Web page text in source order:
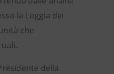
la Loggia dei
che
della